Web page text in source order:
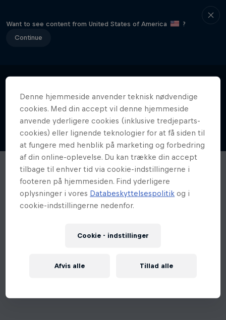
Want to see content from United States of America
?
Continue
Denne hjemmeside anvender teknisk nødvendige
cookies. Med din accept vil denne hjemmeside
anvende yderligere cookies (inklusive tredjeparts-
cookies) eller lignende teknologier for at få siden til
at fungere med henblik på marketing og forbedring
af din online-oplevelse. Du kan trække din accept
tilbage til enhver tid via cookie-indstillingerne i
footeren på hjemmesiden. Find yderligere
oplysninger i vores Databeskyttelsespolitik og i
cookie-indstillingerne nedenfor.
Cookie - indstillinger
Afvis alle Tillad alle